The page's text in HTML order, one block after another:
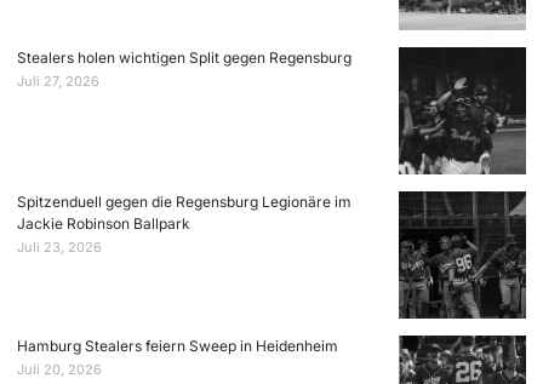
Stealers holen wichtigen Split gegen Regensburg
Juli 27, 2026
Spitzenduell gegen die Regensburg Legionäre im
Jackie Robinson Ballpark
Juli 23, 2026
Hamburg Stealers feiern Sweep in Heidenheim
Juli 20, 2026